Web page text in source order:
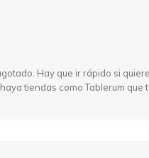
Hay que ir rápido si
tiendas como Tablerum que